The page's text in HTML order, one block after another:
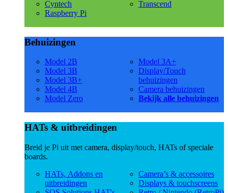
Cyntech
Raspberry Pi
Transcend
Behuizingen
Model 2B
Model 3B
Model 3B+
Model 4B
Model Zero
Model 3A+
Display/Touch
behuizingen
Camera behuizingen
Bekijk alle behuizingen
HATs & uitbreidingen
Breid je Pi uit met camera, display/touch, HATs of speciale
boards.
HATs, Addons en
uitbreidingen
Camera’s & accessoires
Displays & touchscreens